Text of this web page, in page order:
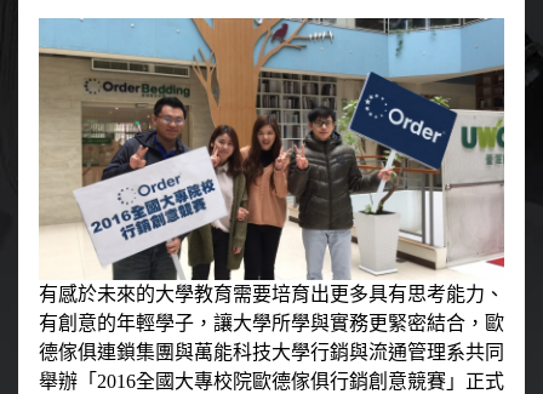
有感於未來的大學教育需要培育出更多具有思考能力、
有創意的年輕學子，讓大學所學與實務更緊密結合，歐
德傢俱連鎖集團與萬能科技大學行銷與流通管理系共同
舉辦「2016全國大專校院歐德傢俱行銷創意競賽」正式